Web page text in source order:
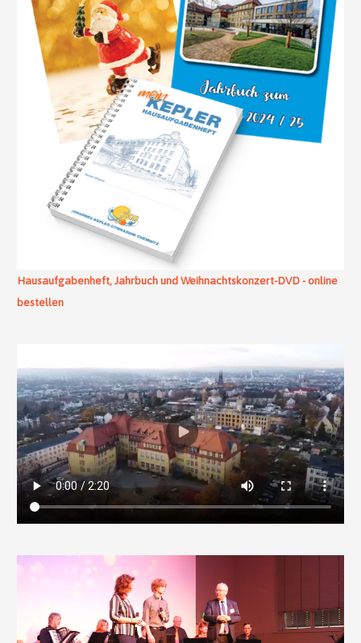
Hausaufgabenheft, Jahrbuch und Weihnachtskonzert-DVD - online
bestellen